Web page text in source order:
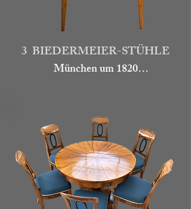
3 BIEDERMEIER-STÜHLE
München um 1820
Lehne und Zargen teils furniert.
Poster mit Nesselbezug.
1.800.-
Art. go150